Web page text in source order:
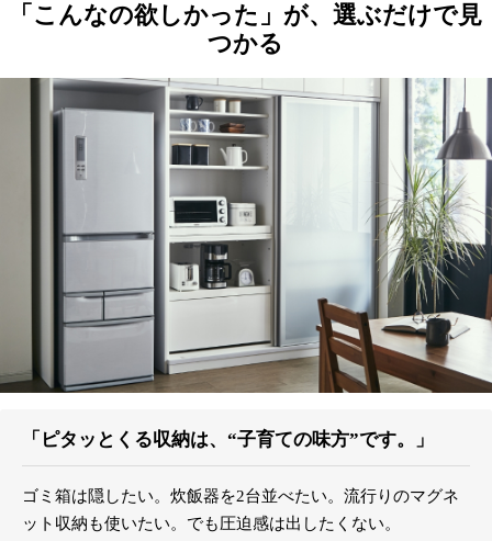
「こんなの欲しかった」が、選ぶだけで見
つかる
「ピタッとくる収納は、“子育ての味方”です。」
ゴミ箱は隠したい。炊飯器を2台並べたい。流行りのマグネ
ット収納も使いたい。でも圧迫感は出したくない。